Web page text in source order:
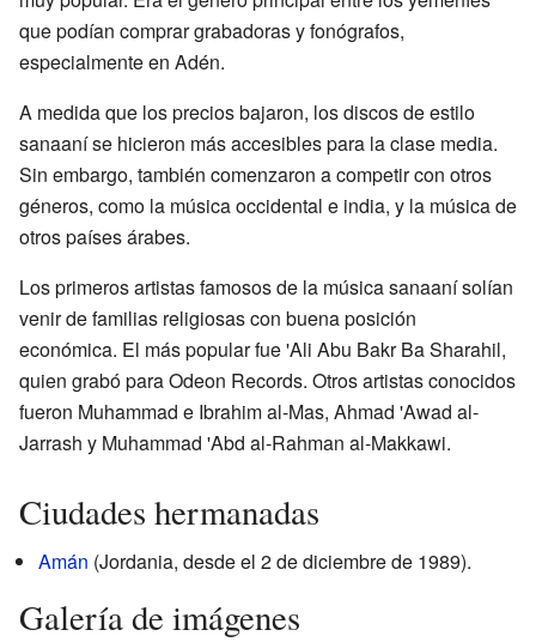
que podían comprar grabadoras y fonógrafos,
especialmente en Adén.
A medida que los precios bajaron, los discos de estilo
sanaaní se hicieron más accesibles para la clase media.
Sin embargo, también comenzaron a competir con otros
géneros, como la música occidental e india, y la música de
otros países árabes.
Los primeros artistas famosos de la música sanaaní solían
venir de familias religiosas con buena posición
económica. El más popular fue 'Ali Abu Bakr Ba Sharahil,
quien grabó para Odeon Records. Otros artistas conocidos
fueron Muhammad e Ibrahim al-Mas, Ahmad 'Awad al-
Jarrash y Muhammad 'Abd al-Rahman al-Makkawi.
Ciudades hermanadas
Amán (Jordania, desde el 2 de diciembre de 1989).
Galería de imágenes